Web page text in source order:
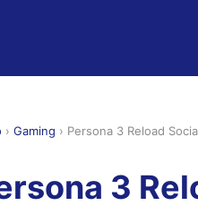
› Gaming › Persona 3 Reload
3